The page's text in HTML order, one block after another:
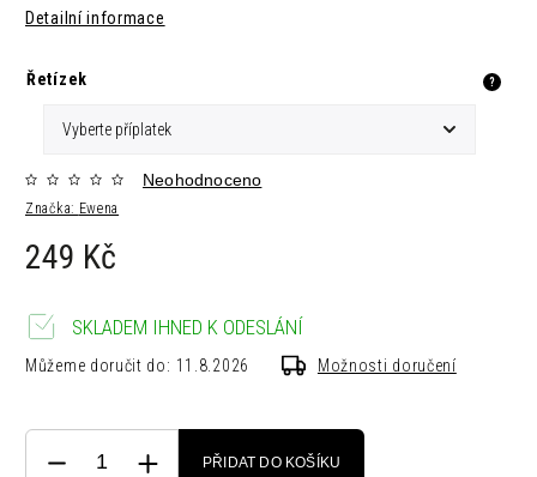
Detailní informace
Řetízek ?
Značka: Ewena
Neohodnoceno
249 Kč
SKLADEM IHNED K ODESLÁNÍ
Můžeme doručit do: 11.8.2026 Možnosti doručení
PŘIDAT DO KOŠÍKU